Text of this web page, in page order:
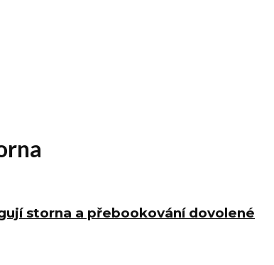
storna a přebookování dovolené